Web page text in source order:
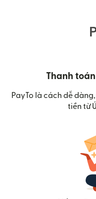
Thanh
PayTo là cách dễ
tiền từ